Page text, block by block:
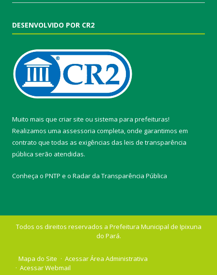
DESENVOLVIDO POR CR2
Muito mais que criar site ou sistema para prefeituras!
Realizamos uma assessoria completa, onde garantimos em
contrato que todas as exigências das leis de transparência
pública serão atendidas.
Conheça o PNTP e o Radar da Transparência Pública
Todos os direitos reservados a Prefeitura Municipal de Ipixuna
do Pará.
Mapa do Site
Acessar Área Administrativa
Acessar Webmail